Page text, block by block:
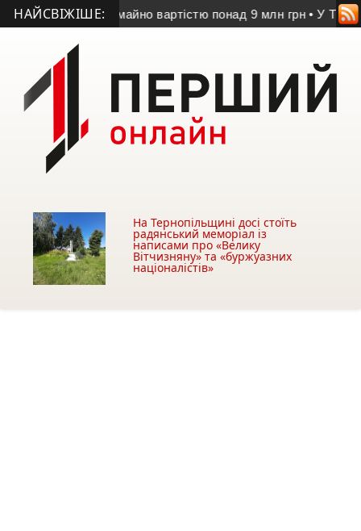
НАЙСВІЖІШЕ:
майно вартістю понад 9 млн грн • У Тернополі
На Тернопільщині досі стоїть
радянський меморіал із
написами про «Велику
Вітчизняну» та «буржуазних
націоналістів»